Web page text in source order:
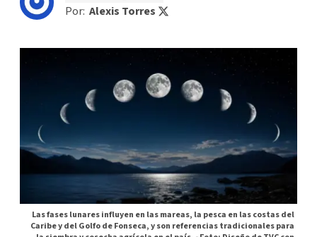
Por: Alexis Torres
Las fases lunares influyen en las mareas, la pesca en las costas del
Caribe y del Golfo de Fonseca, y son referencias tradicionales para